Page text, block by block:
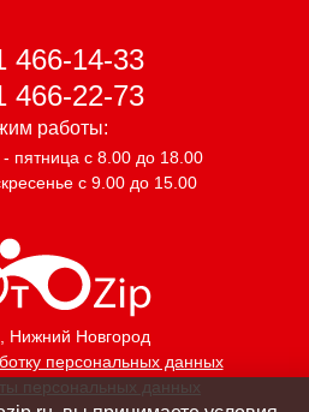
, Нижний Новгород
персональных данных
персональных данных
466-14-33
466-22-73
работы:
- пятница с 8.00 до 18.00
с 9.00 до 15.00